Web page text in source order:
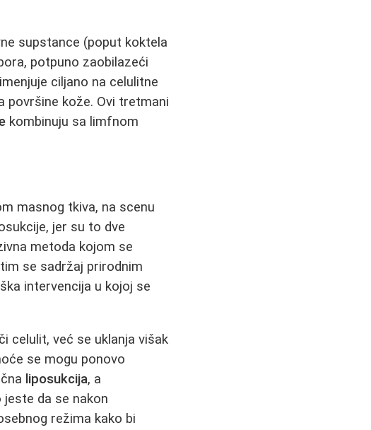
supstance (poput koktela
potpuno zaobilazeći
ciljano na celulitne
površine kože. Ovi tretmani
kombinuju sa limfnom
masnog tkiva, na scenu
jer su to dve
metoda kojom se
se sadržaj prirodnim
intervencija u kojoj se
celulit, već se uklanja višak
se mogu ponovo
liposukcija, a
da se nakon
režima kako bi